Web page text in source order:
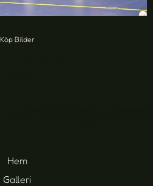
Köp Bilder
Hem
Galleri